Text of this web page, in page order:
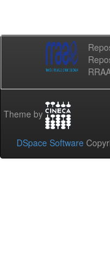
Theme by
DSpace Software